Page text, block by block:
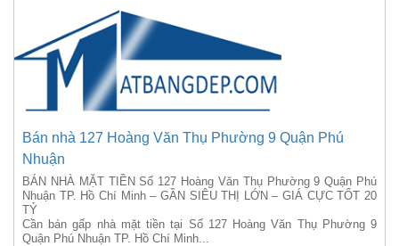
Bán nhà 127 Hoàng Văn Thụ Phường 9 Quận Phú
Nhuận
BÁN NHÀ MẶT TIỀN Số 127 Hoàng Văn Thụ Phường 9 Quận Phú
Nhuận TP. Hồ Chí Minh – GẦN SIÊU THỊ LỚN – GIÁ CỰC TỐT 20
TỶ
Cần bán gấp nhà mặt tiền tại Số 127 Hoàng Văn Thụ Phường 9
Quận Phú Nhuận TP. Hồ Chí Minh...